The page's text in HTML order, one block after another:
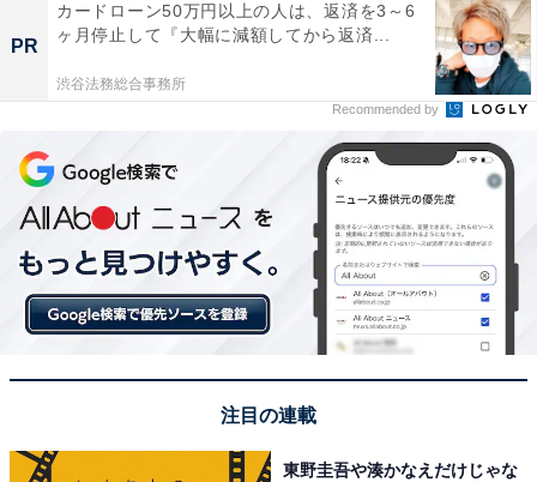
PR
カードローン50万円以上の人は、返済を3～6
ヶ月停止して『大幅に減額してから返済...
渋谷法務総合事務所
Recommended by
注目の連載
東野圭吾や湊かなえだけじゃな